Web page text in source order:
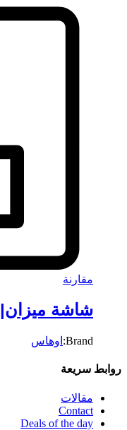
مقارنة
شاشة ميزان| INDICATORS TD52XW
Brand: اوهاس
روابط سريعة
مقالات
Contact
Deals of the day